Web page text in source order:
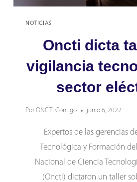
NOTICIAS
Oncti dicta
vigilancia
sector
Por ONCTI Contigo junio 6, 2022
Expertos de las gerencias
Tecnológica y Formación
Nacional de Ciencia
(Oncti) dictaron un taller